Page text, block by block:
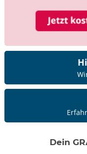
Dein